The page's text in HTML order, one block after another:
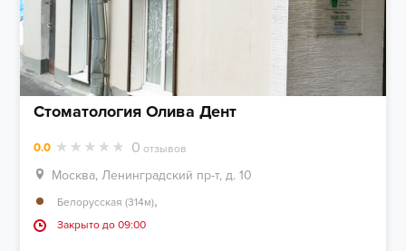
Стоматология Олива Дент
0.0 0 отзывов
Москва, Ленинградский пр-т, д. 10
Белорусская (314м),
Закрыто до 09:00